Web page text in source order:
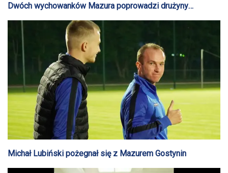
Dwóch wychowanków Mazura poprowadzi drużyny
seniorskie
Michał Lubiński pożegnał się z Mazurem Gostynin